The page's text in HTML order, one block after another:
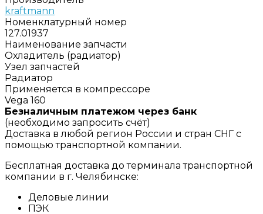
kraftmann
Номенклатурный номер
127.01937
Наименование запчасти
Охладитель (радиатор)
Узел запчастей
Радиатор
Применяется в компрессоре
Vega 160
Безналичным платежом через банк
(необходимо запросить счёт)
Доставка в любой регион России и стран СНГ с
помощью транспортной компании.
Бесплатная доставка до терминала транспортной
компании в г. Челябинске:
Деловые линии
ПЭК